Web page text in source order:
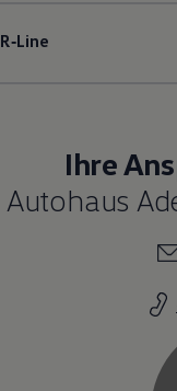
R‑Line
Ihre
Autohaus